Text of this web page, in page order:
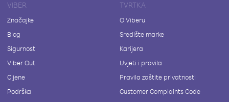
VIBER
Značajke
Blog
Sigurnost
Viber Out
Cijene
Podrška
TVRTKA
O Viberu
Središte marke
Karijera
Uvjeti i pravila
Pravila zaštite privatnosti
Customer Complaints Code